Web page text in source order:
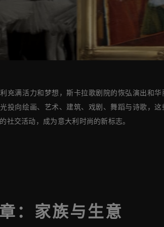
充满活力和梦想，斯卡拉歌剧院的恢弘演出和
投向绘画、艺术、建筑、戏剧、舞蹈与诗歌，
社交活动，成为意大利时尚的新标志。
：家族与生意